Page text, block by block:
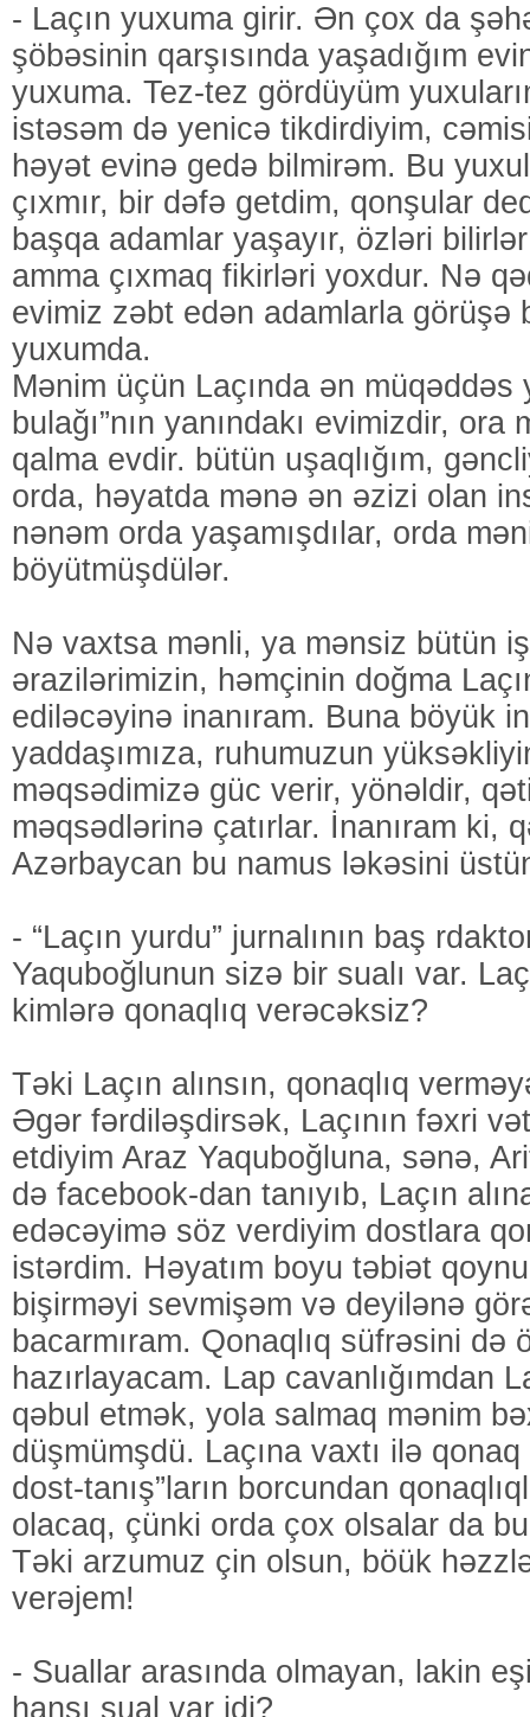
- Laçın yuxuma girir. Ən çox da
şöbəsinin qarşısında yaşadığım
yuxuma. Tez-tez gördüyüm
istəsəm də yenicə tikdirdiyim,
həyət evinə gedə bilmirəm. Bu
çıxmır, bir dəfə getdim, qonşular
başqa adamlar yaşayır, özləri
amma çıxmaq fikirləri yoxdur. Nə
evimiz zəbt edən adamlarla görüşə
yuxumda.
Mənim üçün Laçında ən müqəddəs
bulağı”nın yanındakı evimizdir,
qalma evdir. bütün uşaqlığım,
orda, həyatda mənə ən əzizi olan
nənəm orda yaşamışdılar, orda
böyütmüşdülər.
Nə vaxtsa mənli, ya mənsiz bütün
ərazilərimizin, həmçinin doğma
ediləcəyinə inanıram. Buna böyük
yaddaşımıza, ruhumuzun
məqsədimizə güc verir, yönəldir,
məqsədlərinə çatırlar. İnanıram ki,
Azərbaycan bu namus ləkəsini
- “Laçın yurdu” jurnalının baş
Yaquboğlunun sizə bir sualı var.
kimlərə qonaqlıq verəcəksiz?
Təki Laçın alınsın, qonaqlıq
Əgər fərdiləşdirsək, Laçının fəxri
etdiyim Araz Yaquboğluna, sənə,
də facebook-dan tanıyıb, Laçın
edəcəyimə söz verdiyim dostlara
istərdim. Həyatım boyu təbiət
bişirməyi sevmişəm və deyilənə
bacarmıram. Qonaqlıq süfrəsini də
hazırlayacam. Lap cavanlığımdan
qəbul etmək, yola salmaq mənim
düşmümşdü. Laçına vaxtı ilə
dost-tanış”ların borcundan
olacaq, çünki orda çox olsalar da
Təki arzumuz çin olsun, böük
verəjem!
- Suallar arasında olmayan, lakin
hansı sual var idi?